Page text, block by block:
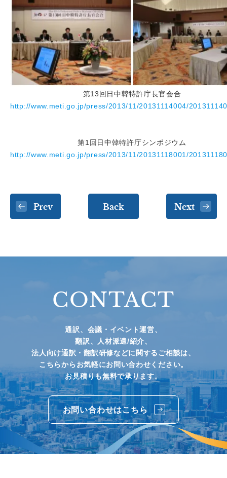
第13回日中韓特許庁長官会合
http://www.meti.go.jp/press/2013/11/20131114004/
第1回日中韓特許庁シンポジウム
http://www.meti.go.jp/press/2013/11/20131118001/
Prev Back Next
CONTACT
通訳、会議・イベント運営、
翻訳、人材派遣/紹介、
法人向け通訳・翻訳研修などに関するご相談は、
こちらからお気軽にお問い合わせください。
お見積りも無料で承ります。
お問い合わせはこちら